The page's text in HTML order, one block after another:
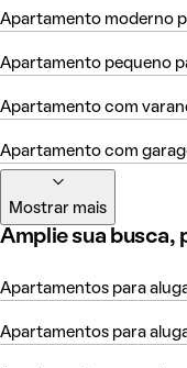
Apartamento moderno
Apartamento pequeno
Apartamento com
Apartamento com
Mostrar mais
Amplie sua busca,
Apartamentos para
Apartamentos para